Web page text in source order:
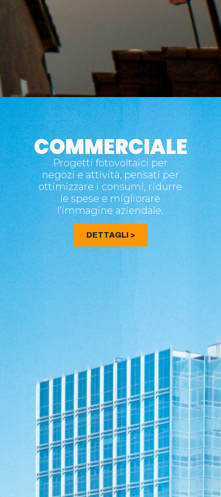
COMMERCIALE
Progetti fotovoltaici per
negozi e attività, pensati per
ottimizzare i consumi, ridurre
le spese e migliorare
l’immagine aziendale.
DETTAGLI >